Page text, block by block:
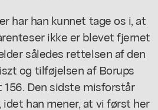
har han kunnet tage os i, at
ikke er blevet fjernet
således rettelsen af den
og tilføjelsen af Borups
Den sidste misforstår
han mener, at vi først her